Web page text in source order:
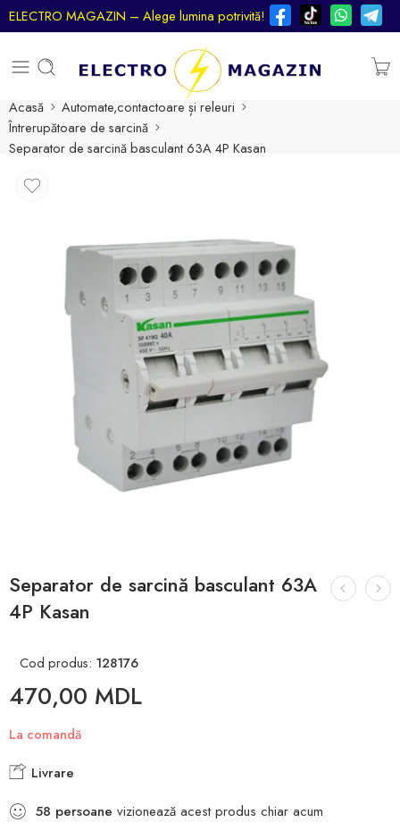
ELECTRO MAGAZIN – Alege lumina potrivită!
Acasă
Automate,contactoare și releuri
Întrerupătoare de sarcină
Separator de sarcină basculant 63A 4P Kasan
Separator de sarcină basculant 63A
4P Kasan
Cod produs: 128176
470,00 MDL
La comandă
Livrare
58 persoane vizionează acest produs chiar acum